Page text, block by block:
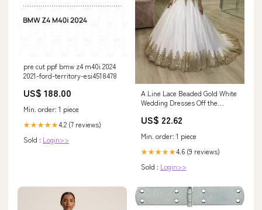
pre cut ppf bmw z4 m40i 2024
2021-ford-territory-esi4518478
US$ 188.00
Min. order: 1 piece
★★★★★4.2 (7 reviews)
Sold : Login>>
A Line Lace Beaded Gold White
Wedding Dresses Off the
US$ 22.62
Min. order: 1 piece
★★★★★4.6 (9 reviews)
Sold : Login>>